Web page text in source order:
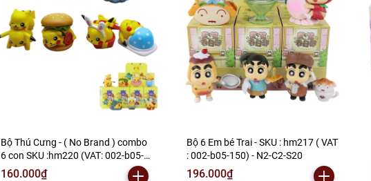
Bán Buôn , Bán Lẻ Mô Hình
Rất mong hợp tác với các Shop và các Cộng Tác Viên
Bộ Thú Cưng - ( No Brand ) combo
6 con SKU :hm220 (VAT: 002-b05-
120) - N2-B2-S12
160.000₫
Bộ 6 Em bé Trai - SKU : hm217 ( VAT
: 002-b05-150) - N2-C2-S20
196.000₫